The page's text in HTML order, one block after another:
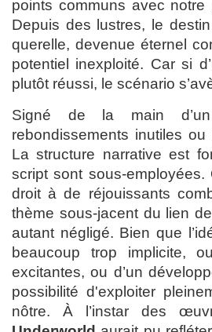
points communs avec
Depuis des lustres, le
querelle, devenue éternel
potentiel inexploité. Car si
plutôt réussi, le scénario
Signé de la main
rebondissements inutiles
La structure narrative est
script sont sous-
droit à de réjouissants
thème sous-jacent du lien
autant négligé. Bien que
beaucoup trop implicite,
excitantes, ou d’un
possibilité d'exploiter
nôtre. À l’instar des